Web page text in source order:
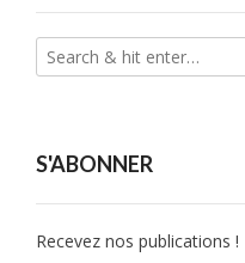
S'ABONNER
Recevez nos publications !